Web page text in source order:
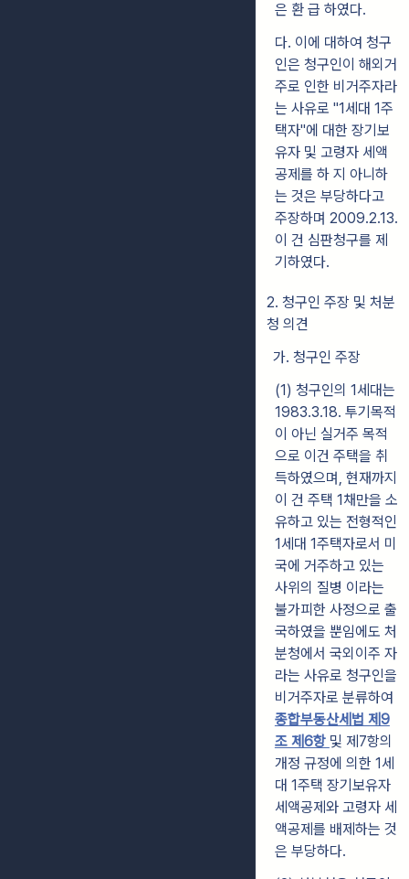
은 환 급 하였다.
다. 이에 대하여 청구
인은 청구인이 해외거
주로 인한 비거주자라
는 사유로 "1세대 1주
택자"에 대한 장기보
유자 및 고령자 세액
공제를 하 지 아니하
는 것은 부당하다고
주장하며 2009.2.13.
이 건 심판청구를 제
기하였다.
2. 청구인 주장 및 처분
청 의견
가. 청구인 주장
(1) 청구인의 1세대는
1983.3.18. 투기목적
이 아닌 실거주 목적
으로 이건 주택을 취
득하였으며, 현재까지
이 건 주택 1채만을 소
유하고 있는 전형적인
1세대 1주택자로서 미
국에 거주하고 있는
사위의 질병 이라는
불가피한 사정으로 출
국하였을 뿐임에도 처
분청에서 국외이주 자
라는 사유로 청구인을
비거주자로 분류하여
종합부동산세법 제9
조 제6항 및 제7항의
개정 규정에 의한 1세
대 1주택 장기보유자
세액공제와 고령자 세
액공제를 배제하는 것
은 부당하다.